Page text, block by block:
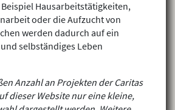
Hausarbeitstätigkeiten,
oder die Aufzucht von
werden dadurch auf ein
selbständiges Leben
Anzahl an Projekten der Caritas
dieser Website nur eine kleine,